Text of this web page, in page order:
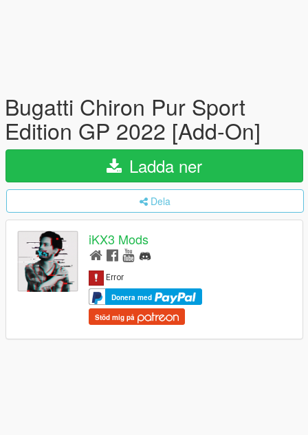
Bugatti Chiron Pur Sport
Edition GP 2022 [Add-On]
Ladda ner
Dela
iKX3 Mods
Donera med
Stöd mig på